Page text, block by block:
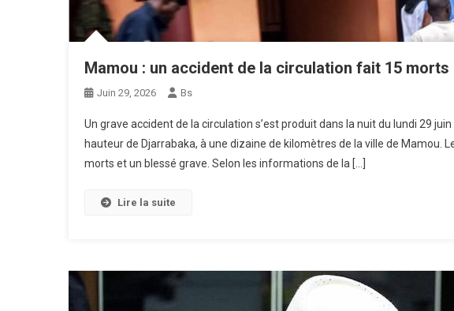
Mamou : un accident de la circulation fait 15 morts
Juin 29, 2026 Bs
Un grave accident de la circulation s’est produit dans la nuit du lundi 29
hauteur de Djarrabaka, à une dizaine de kilomètres de la ville de Mamou.
morts et un blessé grave. Selon les informations de la […]
Lire la suite